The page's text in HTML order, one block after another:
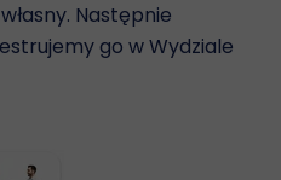
Następnie
go w Wydziale